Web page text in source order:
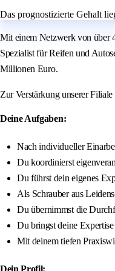
Das prognostizierte Gehalt
Mit einem Netzwerk von über
Spezialist für Reifen und
Millionen Euro.
Zur Verstärkung unserer
Deine Aufgaben:
Nach individueller
Du koordinierst
Du führst dein eigenes
Als Schrauber aus
Du übernimmst die
Du bringst deine
Mit deinem tiefen